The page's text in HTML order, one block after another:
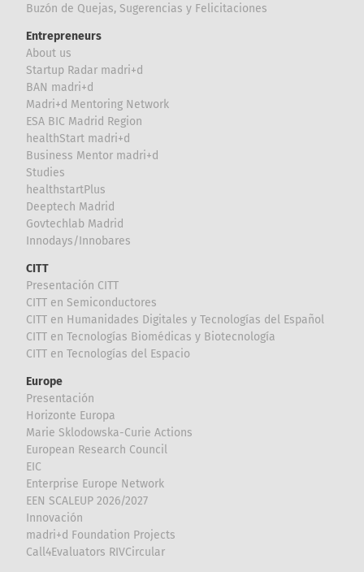
Buzón de Quejas, Sugerencias y Felicitaciones
Entrepreneurs
About us
Startup Radar madri+d
BAN madri+d
Madri+d Mentoring Network
ESA BIC Madrid Region
healthStart madri+d
Business Mentor madri+d
Studies
healthstartPlus
Deeptech Madrid
Govtechlab Madrid
Innodays/Innobares
CITT
Presentación CITT
CITT en Semiconductores
CITT en Humanidades Digitales y Tecnologías del Español
CITT en Tecnologías Biomédicas y Biotecnología
CITT en Tecnologías del Espacio
Europe
Presentación
Horizonte Europa
Marie Sklodowska-Curie Actions
European Research Council
EIC
Enterprise Europe Network
EEN SCALEUP 2026/2027
Innovación
madri+d Foundation Projects
Call4Evaluators RIVCircular